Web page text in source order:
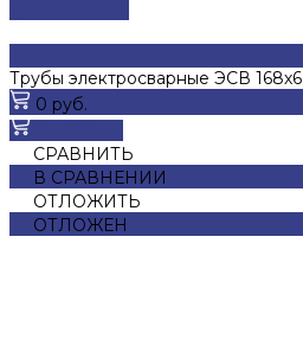
Трубы электросварные ЭСВ 168х6
0 руб.
СРАВНИТЬ
В СРАВНЕНИИ
ОТЛОЖИТЬ
ОТЛОЖЕН